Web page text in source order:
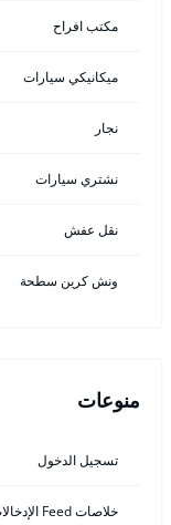
مكتب افراح
ميكانيكي سيارات
نجار
نشتري سيارات
نقل عفش
ونش كرين سطحة
منوعات
تسجيل الدخول
خلاصات Feed الإدخالات